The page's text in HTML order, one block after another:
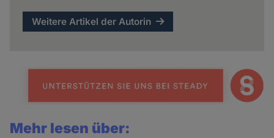
Weitere Artikel der Autorin
Mehr lesen über: